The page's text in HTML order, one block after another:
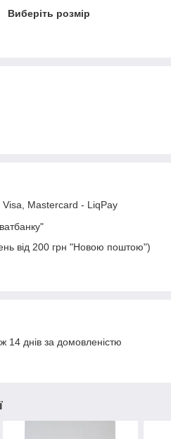
Виберіть розмір
Mastercard - LiqPay
від 200 грн "Новою поштою")
14 днів за домовленістю